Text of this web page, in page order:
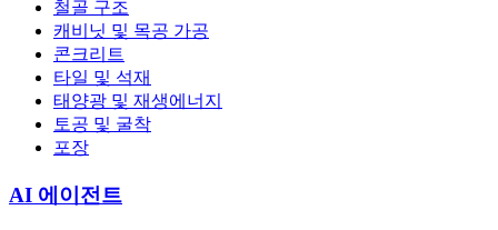
철골 구조
캐비닛 및 목공 가공
콘크리트
타일 및 석재
태양광 및 재생에너지
토공 및 굴착
포장
AI 에이전트